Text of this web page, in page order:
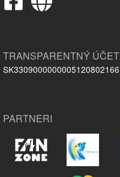
,
TRANSPARENTNÝ ÚČET
SK3309000000005120802166
PARTNERI